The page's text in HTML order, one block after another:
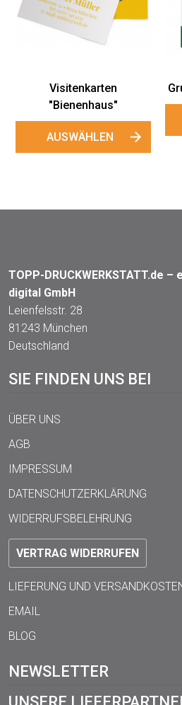
Visitenkarten
"Bienenhaus"
AUSWÄHLEN
TOPP-DRUCKWERKSTATT.de
digital GmbH
Leienfelsstr. 28
81243 München
Deutschland
SIE FINDEN UNS BEI
ÜBER UNS
AGB
IMPRESSUM
DATENSCHUTZERKLÄRUNG
WIDERRUFSBELEHRUNG
VERTRAG WIDERRUFEN
LIEFERUNG UND
EMAIL
BLOG
NEWSLETTER